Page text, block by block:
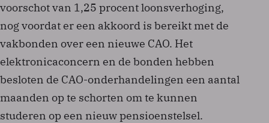
voorschot van 1,25 procent loonsverhoging,
nog voordat er een akkoord is bereikt met de
vakbonden over een nieuwe CAO. Het
elektronicaconcern en de bonden hebben
besloten de CAO-onderhandelingen een aantal
maanden op te schorten om te kunnen
studeren op een nieuw pensioenstelsel.